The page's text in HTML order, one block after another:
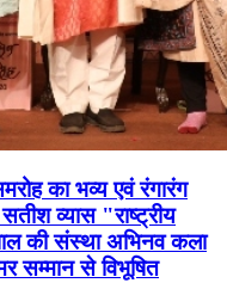
का भव्य एवं रंगारंग
व्यास "राष्ट्रीय
की संस्था अभिनव कला
सम्मान से विभूषित